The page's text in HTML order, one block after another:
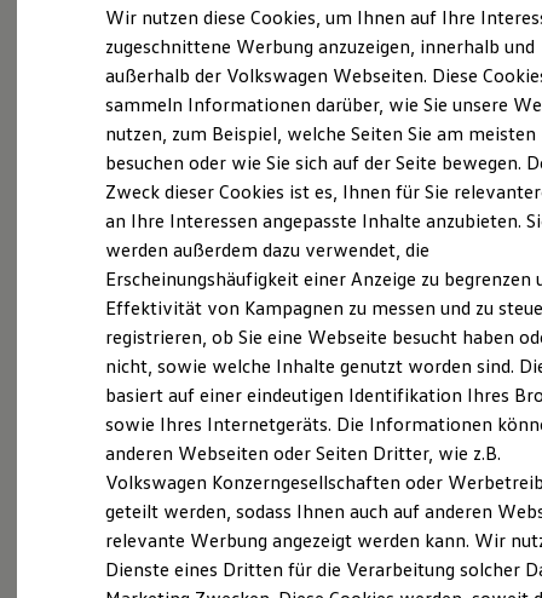
Elektroautos
ID. Tutorials
Elektrofahrzeugkonzepte
Reichweite
Reichweite der ID. Modelle
Reichweite im Winter
Laden
Laden unterwegs
Laden Zuhause
Ladezeitensimulator
Batterie
Sicherheit
Garantie und Lebensdauer
Nachhaltigkeit
Technologie
Kosten und Kauf
Verbrauchskosten
Kaufoptionen
E-Auto-Förderung
Software und Konnektivität
Die ID. Software 6
ID. Software Versionen und Updates
Digitale Extras
Schnittstellen zu Ihrem ID.
Details des Golf
Exterieur
Harmonisch aufeinander abgestimmt: Mit
beleuchtendem VolkswagenLogo und schnittigen
Frontstoßfängern weiß der Golfoptisch zu
überzeugen. Auch die neuen Scheinwerfer und
Wir nutzen diese Cookies, um Ihnen auf Ihre
zugeschnittene Werbung anzuzeigen, innerhalb und
außerhalb der Volkswagen Webseiten. Diese
sammeln Informationen darüber, wie Sie unsere
nutzen, zum Beispiel, welche Seiten Sie am meisten
besuchen oder wie Sie sich auf der Seite bewegen.
Zweck dieser Cookies ist es, Ihnen für Sie
an Ihre Interessen angepasste Inhalte anzubieten.
werden außerdem dazu verwendet, die
Erscheinungshäufigkeit einer Anzeige zu begrenzen
Effektivität von Kampagnen zu messen und zu
registrieren, ob Sie eine Webseite besucht haben
nicht, sowie welche Inhalte genutzt worden sind.
basiert auf einer eindeutigen Identifikation Ihres
sowie Ihres Internetgeräts. Die Informationen
anderen Webseiten oder Seiten Dritter, wie z.B.
Volkswagen Konzerngesellschaften oder
geteilt werden, sodass Ihnen auch auf anderen
relevante Werbung angezeigt werden kann. Wir
Dienste eines Dritten für die Verarbeitung solcher